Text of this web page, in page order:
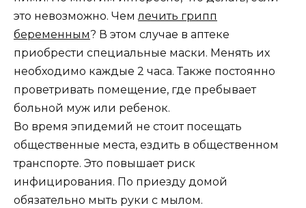
это невозможно. Чемлечить грипп
беременным? В этом случае в аптеке
приобрести специальные маски. Менять их
необходимо каждые 2 часа. Также постоянно
проветривать помещение, где пребывает
больной муж или ребенок.
Во время эпидемий не стоит посещать
общественные места, ездить в общественном
транспорте. Это повышает риск
инфицирования. По приезду домой
обязательно мыть руки с мылом.